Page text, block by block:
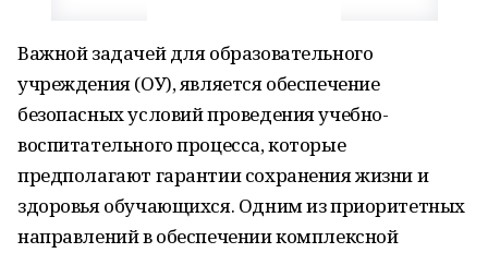
Важной задачей для образовательного
учреждения (ОУ), является обеспечение
безопасных условий проведения учебно-
воспитательного процесса, которые
предполагают гарантии сохранения жизни и
здоровья обучающихся. Одним из приоритетных
направлений в обеспечении комплексной